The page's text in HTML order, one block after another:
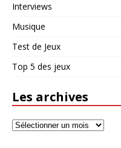
Interviews
Musique
Test de Jeux
Top 5 des jeux
Les archives